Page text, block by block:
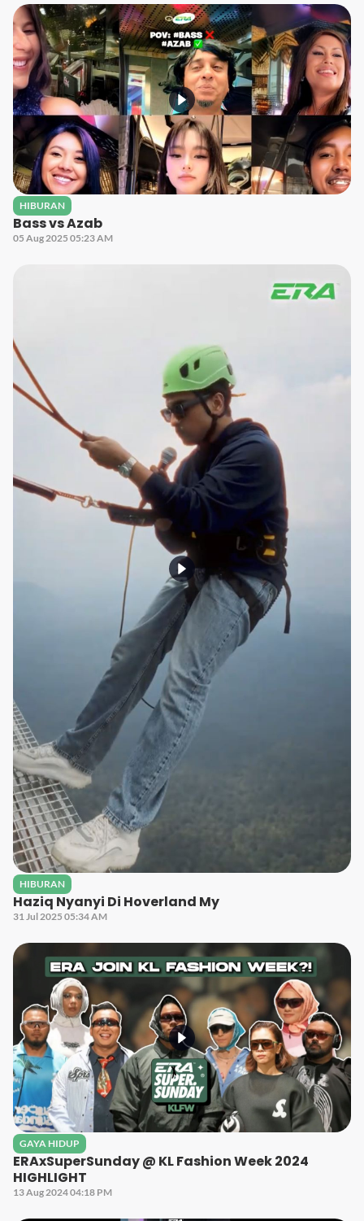
HIBURAN
Bass vs Azab
05 Aug 2025 05:23 AM
HIBURAN
Haziq Nyanyi Di Hoverland My
31 Jul 2025 05:34 AM
GAYA HIDUP
ERAxSuperSunday @ KL Fashion Week 2024
HIGHLIGHT
13 Aug 2024 04:18 PM